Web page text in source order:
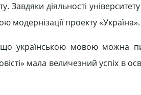
діяльності
модернізації проекту «Україна».
що українською мовою можна
мала величезний успіх в